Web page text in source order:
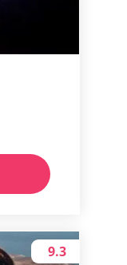
9.3